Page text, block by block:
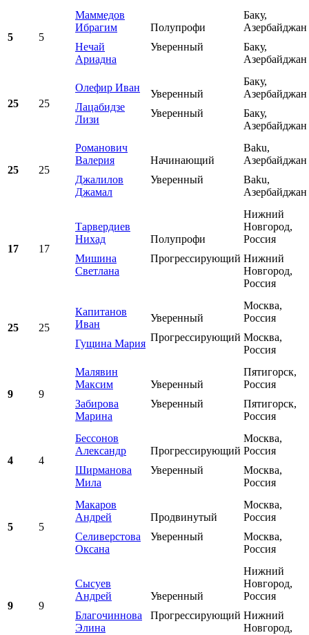
5 5
Маммедов
Ибрагим
Нечай
Ариадна
Полупрофи
Уверенный
Баку,
Азербайджан
Баку,
Азербайджан
25 25
Олефир Иван
Лацабидзе
Лизи
Уверенный
Уверенный
Баку,
Азербайджан
Баку,
Азербайджан
25 25
Романович
Валерия
Джалилов
Джамал
Начинающий
Уверенный
Baku,
Азербайджан
Baku,
Азербайджан
17 17
Тарвердиев
Нихад
Мишина
Светлана
Полупрофи
Прогрессирующий
Нижний
Новгород,
Россия
Нижний
Новгород,
Россия
25 25
Капитанов
Иван
Гущина Мария
Уверенный
Прогрессирующий
Москва,
Россия
Москва,
Россия
9 9
Малявин
Максим
Забирова
Марина
Уверенный
Уверенный
Пятигорск,
Россия
Пятигорск,
Россия
4 4
Бессонов
Александр
Ширманова
Мила
Прогрессирующий
Уверенный
Москва,
Россия
Москва,
Россия
5 5
Макаров
Андрей
Селиверстова
Оксана
Продвинутый
Уверенный
Москва,
Россия
Москва,
Россия
9 9
Сысуев
Андрей
Благочиннова
Элина
Уверенный
Прогрессирующий
Нижний
Новгород,
Россия
Нижний
Новгород,